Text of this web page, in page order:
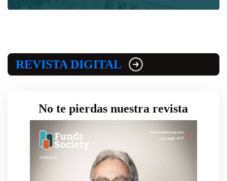
REVISTA DIGITAL
No te pierdas nuestra revista